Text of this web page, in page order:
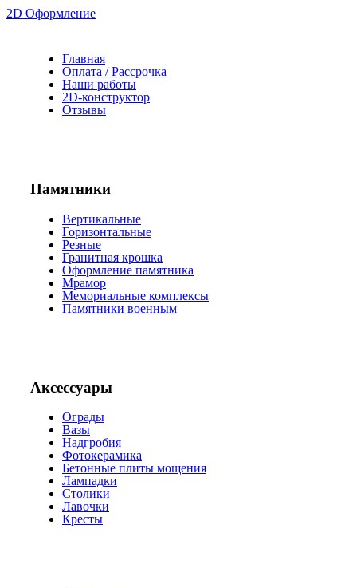
2D Оформление
Главная
Оплата / Рассрочка
Наши работы
2D-конструктор
Отзывы
Памятники
Вертикальные
Горизонтальные
Резные
Гранитная крошка
Оформление памятника
Мрамор
Мемориальные комплексы
Памятники военным
Аксессуары
Ограды
Вазы
Надгробия
Фотокерамика
Бетонные плиты мощения
Лампадки
Столики
Лавочки
Кресты